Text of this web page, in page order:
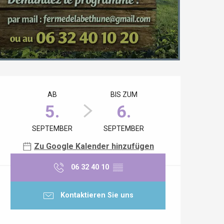
& Kontaktdaten
AB
5.
SEPTEMBER
BIS ZUM
6.
SEPTEMBER
Zu Google Kalender hinzufügen
06 32 40 10 ▒▒
Kontaktieren Sie uns